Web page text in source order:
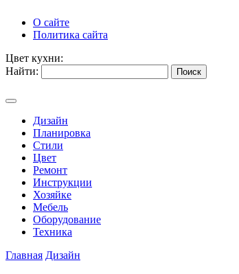
О сайте
Политика сайта
Цвет кухни:
Найти:
Дизайн
Планировка
Стили
Цвет
Ремонт
Инструкции
Хозяйке
Мебель
Оборудование
Техника
Главная Дизайн